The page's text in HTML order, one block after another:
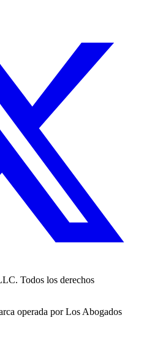
. Todos los derechos
operada porLos Abogados